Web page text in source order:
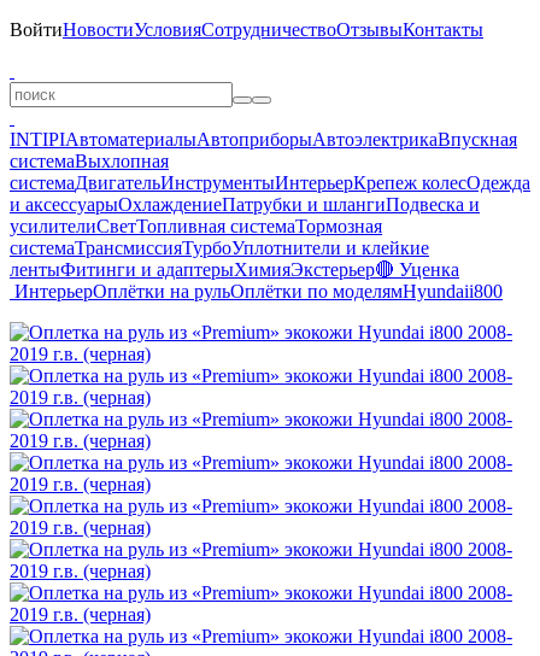
ВойтиНовостиУсловияСотрудничествоОтзывыКонтакты
INTIPIАвтоматериалыАвтоприборыАвтоэлектрикаВпускная
системаВыхлопная
системаДвигательИнструментыИнтерьерКрепеж колесОдежда
и аксессуарыОхлаждениеПатрубки и шлангиПодвеска и
усилителиСветТопливная системаТормозная
системаТрансмиссияТурбоУплотнители и клейкие
лентыФитинги и адаптерыХимияЭкстерьер🔴 Уценка
ИнтерьерОплётки на рульОплётки по моделямHyundaii800